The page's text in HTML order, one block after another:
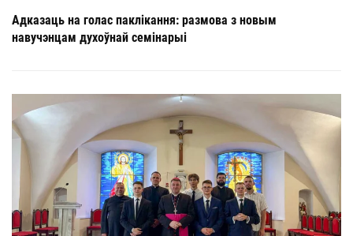
Адказаць на голас паклікання: размова з новым
навучэнцам духоўнай семінарыі